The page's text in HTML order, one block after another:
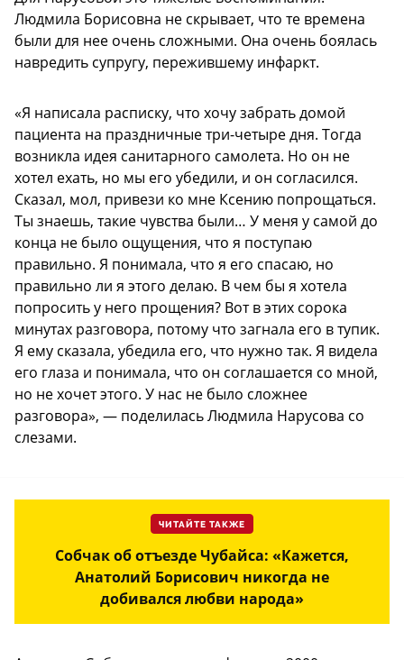
Людмила Борисовна не скрывает, что те времена
были для нее очень сложными. Она очень боялась
навредить супругу, пережившему инфаркт.
«Я написала расписку, что хочу забрать домой
пациента на праздничные три-четыре дня. Тогда
возникла идея санитарного самолета. Но он не
хотел ехать, но мы его убедили, и он согласился.
Сказал, мол, привези ко мне Ксению попрощаться.
Ты знаешь, такие чувства были… У меня у самой до
конца не было ощущения, что я поступаю
правильно. Я понимала, что я его спасаю, но
правильно ли я этого делаю. В чем бы я хотела
попросить у него прощения? Вот в этих сорока
минутах разговора, потому что загнала его в тупик.
Я ему сказала, убедила его, что нужно так. Я видела
его глаза и понимала, что он соглашается со мной,
но не хочет этого. У нас не было сложнее
разговора», — поделилась Людмила Нарусова со
слезами.
ЧИТАЙТЕ ТАКЖЕ
Собчак об отъезде Чубайса: «Кажется,
Анатолий Борисович никогда не
добивался любви народа»